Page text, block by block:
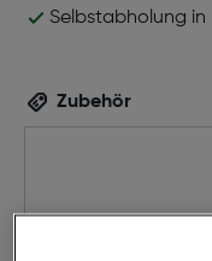
Selbstabholung in
Zubehör